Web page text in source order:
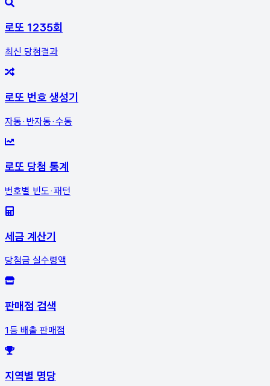
로또 1235회
최신 당첨결과
로또 번호 생성기
자동·반자동·수동
로또 당첨 통계
번호별 빈도·패턴
세금 계산기
당첨금 실수령액
판매점 검색
1등 배출 판매점
지역별 명당